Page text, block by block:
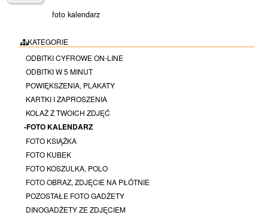
foto kalendarz
KATEGORIE
ODBITKI CYFROWE ON-LINE
ODBITKI W 5 MINUT
POWIĘKSZENIA, PLAKATY
KARTKI I ZAPROSZENIA
KOLAŻ Z TWOICH ZDJĘĆ
-FOTO KALENDARZ
FOTO KSIĄŻKA
FOTO KUBEK
FOTO KOSZULKA, POLO
FOTO OBRAZ, ZDJĘCIE NA PŁÓTNIE
POZOSTAŁE FOTO GADŻETY
DINOGADŻETY ZE ZDJĘCIEM